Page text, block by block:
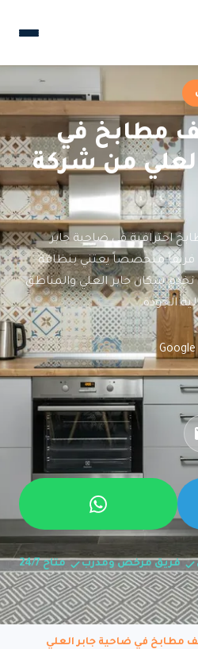
مطابخ في
من شركة
احترافية في ضاحية جابر
فريقاً متخصصاً يعتني بنظافة
سكان جابر العلي والمناطق
الجودة.
فريق مرخص ومدرب متاح 24/7
مطابخ في ضاحية جابر العلي